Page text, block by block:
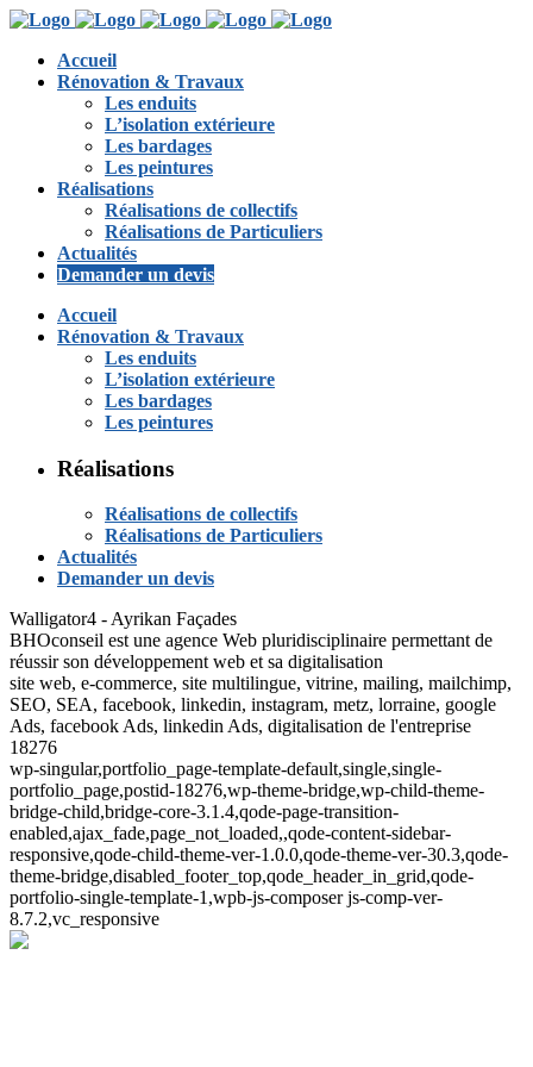
Accueil
Rénovation & Travaux
Les enduits
L’isolation extérieure
Les bardages
Les peintures
Réalisations
Réalisations de collectifs
Réalisations de Particuliers
Actualités
Demander un devis
Accueil
Rénovation & Travaux
Les enduits
L’isolation extérieure
Les bardages
Les peintures
Réalisations
Réalisations de collectifs
Réalisations de Particuliers
Actualités
Demander un devis
Walligator4 - Ayrikan Façades
BHOconseil est une agence Web pluridisciplinaire permettant de
réussir son développement web et sa digitalisation
site web, e-commerce, site multilingue, vitrine, mailing, mailchimp,
SEO, SEA, facebook, linkedin, instagram, metz, lorraine, google
Ads, facebook Ads, linkedin Ads, digitalisation de l'entreprise
18276
wp-singular,portfolio_page-template-default,single,single-
portfolio_page,postid-18276,wp-theme-bridge,wp-child-theme-
bridge-child,bridge-core-3.1.4,qode-page-transition-
enabled,ajax_fade,page_not_loaded,,qode-content-sidebar-
responsive,qode-child-theme-ver-1.0.0,qode-theme-ver-30.3,qode-
theme-bridge,disabled_footer_top,qode_header_in_grid,qode-
portfolio-single-template-1,wpb-js-composer js-comp-ver-
8.7.2,vc_responsive